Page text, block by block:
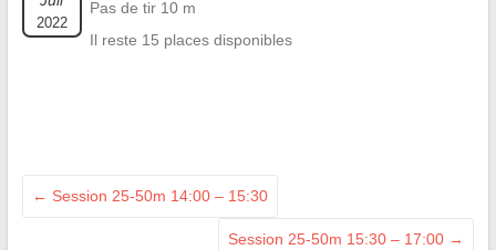
2022
Pas de tir 10 m
Il reste 15 places disponibles
← Session 25-50m 14:00 – 15:30
Session 25-50m 15:30 – 17:00 →